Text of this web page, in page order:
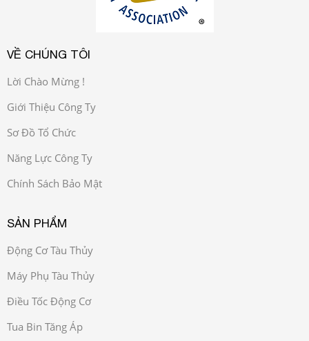
VỀ CHÚNG TÔI
Lời Chào Mừng !
Giới Thiệu Công Ty
Sơ Đồ Tổ Chức
Năng Lực Công Ty
Chính Sách Bảo Mật
SẢN PHẨM
Động Cơ Tàu Thủy
Máy Phụ Tàu Thủy
Điều Tốc Động Cơ
Tua Bin Tăng Áp